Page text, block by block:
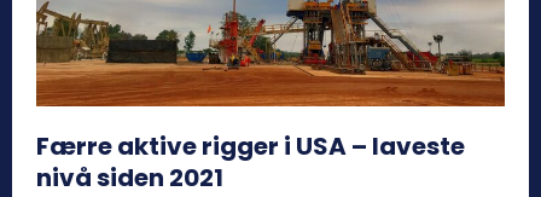
Færre aktive rigger i USA – laveste
nivå siden 2021